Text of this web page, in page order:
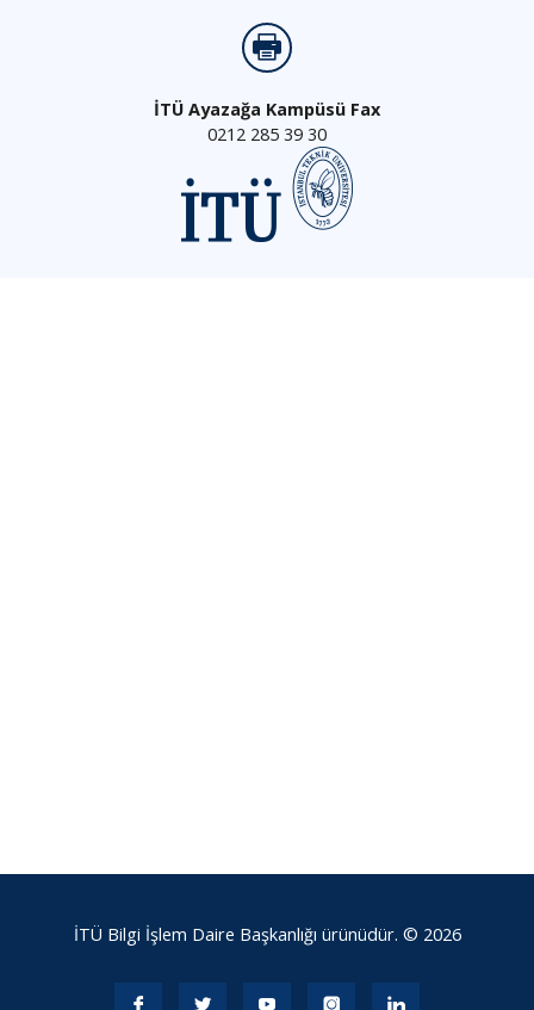
İTÜ Ayazağa Kampüsü Fax
0212 285 39 30
İTÜ Bilgi İşlem Daire Başkanlığı ürünüdür. © 2026